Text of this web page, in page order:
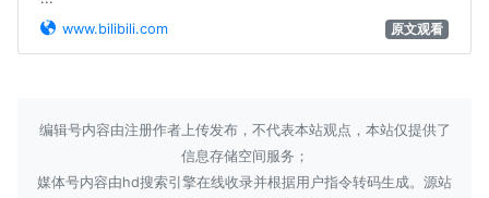
www.bilibili.com
原文观看
编辑号内容由注册作者上传发布，不代表本站观点，本站仅提供了
信息存储空间服务；
媒体号内容由hd搜索引擎在线收录并根据用户指令转码生成。源站